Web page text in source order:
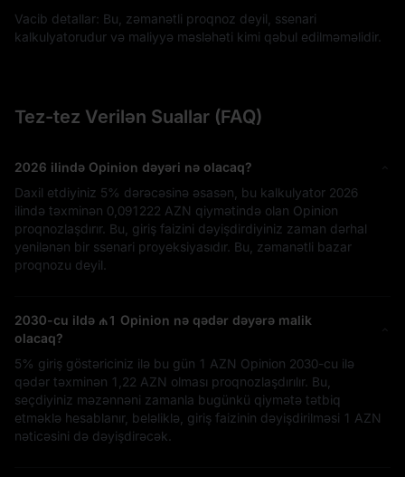
Vacib detallar: Bu, zəmanətli proqnoz deyil, ssenari
kalkulyatorudur və maliyyə məsləhəti kimi qəbul edilməməlidir.
Tez-tez Verilən Suallar (FAQ)
2026 ilində Opinion dəyəri nə olacaq?
Daxil etdiyiniz 5% dərəcəsinə əsasən, bu kalkulyator 2026
ilində təxminən 0,091222 AZN qiymətində olan Opinion
proqnozlaşdırır. Bu, giriş faizini dəyişdirdiyiniz zaman dərhal
yenilənən bir ssenari proyeksiyasıdır. Bu, zəmanətli bazar
proqnozu deyil.
2030-cu ildə ₼1 Opinion nə qədər dəyərə malik
olacaq?
5% giriş göstəriciniz ilə bu gün 1 AZN Opinion 2030-cu ilə
qədər təxminən 1,22 AZN olması proqnozlaşdırılır. Bu,
seçdiyiniz məzənnəni zamanla bugünkü qiymətə tətbiq
etməklə hesablanır, beləliklə, giriş faizinin dəyişdirilməsi 1 AZN
nəticəsini də dəyişdirəcək.